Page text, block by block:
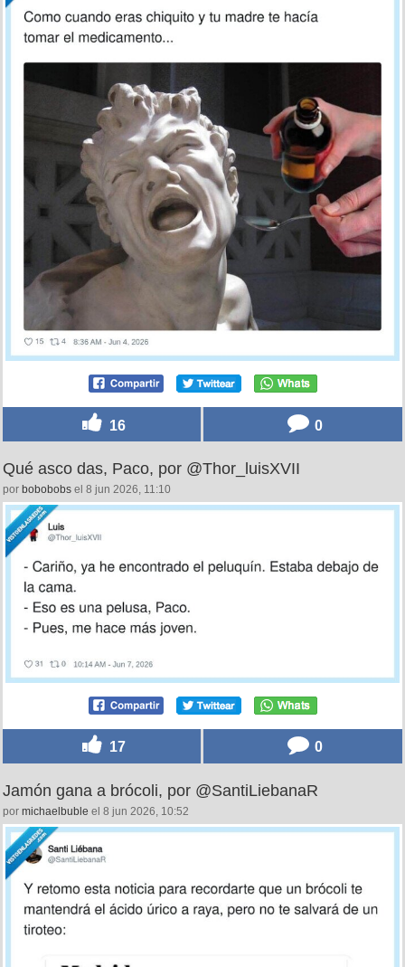
16 0
Qué asco das, Paco, por @Thor_luisXVII
por bobobobs el 8 jun 2026, 11:10
17 0
Jamón gana a brócoli, por @SantiLiebanaR
por michaelbuble el 8 jun 2026, 10:52